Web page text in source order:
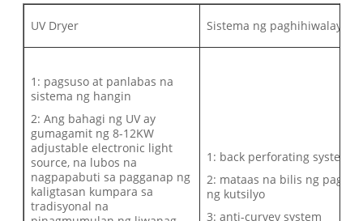
UV Dryer Sistema ng paghihiwalay
1: pagsuso at panlabas na
sistema ng hangin
2: Ang bahagi ng UV ay
gumagamit ng 8-12KW
adjustable electronic light
source, na lubos na
nagpapabuti sa pagganap ng
kaligtasan kumpara sa
tradisyonal na
1: back perforating system
2: mataas na bilis ng pag-
ng kutsilyo
3: anti-curvev system